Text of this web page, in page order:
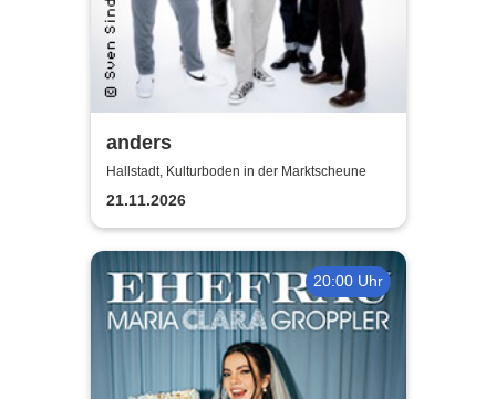
anders
Hallstadt, Kulturboden in der Marktscheune
21.11.2026
20:00 Uhr